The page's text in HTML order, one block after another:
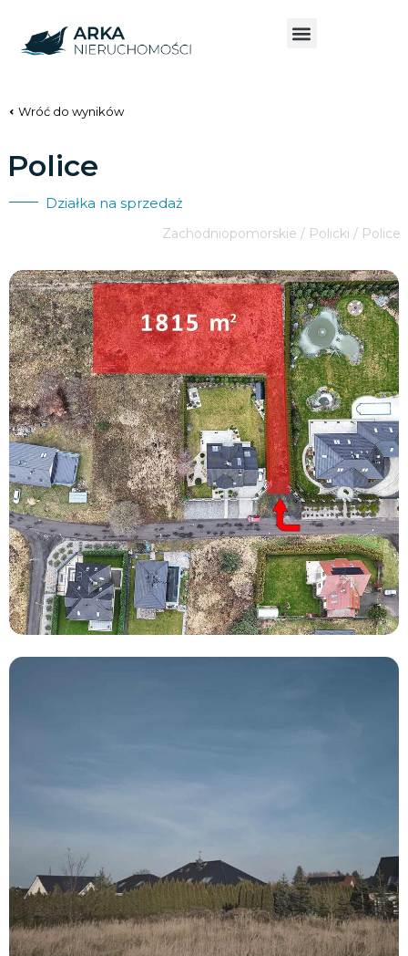
Wróć do wyników
Police
Działka na sprzedaż
Zachodniopomorskie / Policki / Police
Zobacz wszystkie